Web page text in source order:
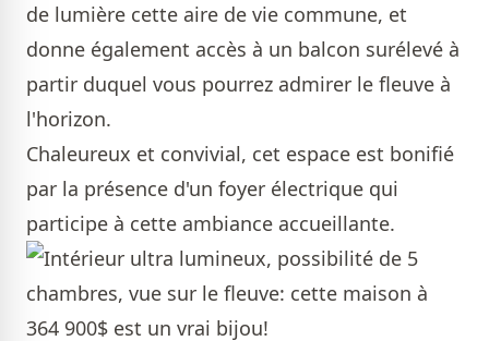
de lumière cette aire de vie commune, et
donne également accès à un balcon surélevé à
partir duquel vous pourrez admirer le fleuve à
l'horizon.
Chaleureux et convivial, cet espace est bonifié
par la présence d'un foyer électrique qui
participe à cette ambiance accueillante.